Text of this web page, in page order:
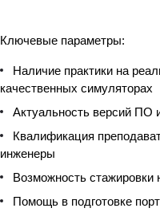
Ключевые параметры:
Наличие практики на
качественных симуляторах
Актуальность версий ПО
Квалификация
инженеры
Возможность стажировки
Помощь в подготовке